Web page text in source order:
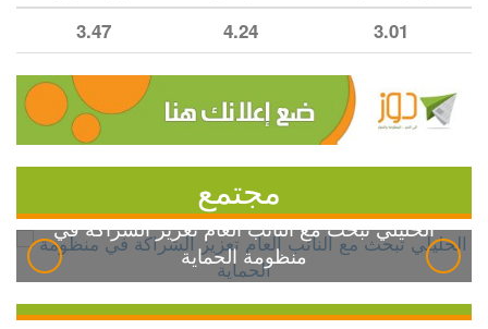
3.01
4.24
3.47
مجتمع
الخليلي تبحث مع النائب العام تعزيز الشراكة في
منظومة الحماية